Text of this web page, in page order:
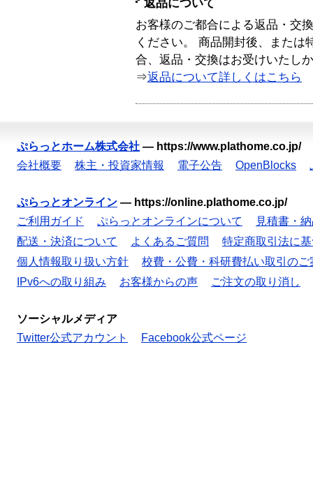
返品について
お客様のご都合による返品・交
ください。 商品開封後、または
合、返品・交換はお受けいたし
⇒返品について詳しくはこちら
ぷらっとホーム株式会社 — https://www.plathome.co.jp/
会社概要
株主・投資家情報 電子公告 OpenBlocks
ぷらっとオンライン — https://online.plathome.co.jp/
ご利用ガイド
ぷらっとオンラインについて
見積書・
配送・決済について
よくあるご質問
特定商取引法に
個人情報取り扱い方針
校費・公費・科研費払い取引のご
IPv6への取り組み
お客様からの声 ご注文の取り消し
ソーシャルメディア
Twitter公式アカウント
Facebook公式ページ